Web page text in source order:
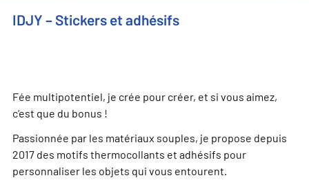
IDJY – Stickers et adhésifs
Fée multipotentiel, je crée pour créer, et si vous aimez,
c’est que du bonus !
Passionnée par les matériaux souples, je propose depuis
2017 des motifs thermocollants et adhésifs pour
personnaliser les objets qui vous entourent.